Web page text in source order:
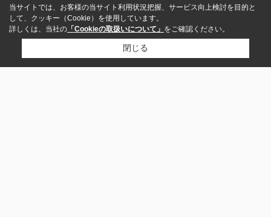
当サイトでは、お客様の当サイト利用状況把握、サービス向上検討を目的と
して、クッキー（Cookie）を使用しています。
詳しくは、当社の 「Cookieの取扱いについて」 をご確認ください。
閉じる